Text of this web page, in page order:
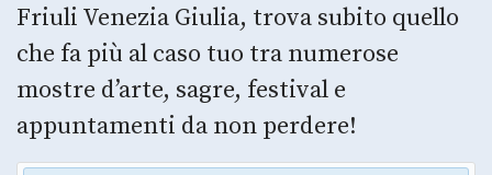
Friuli Venezia Giulia, trova subito quello
che fa più al caso tuo tra numerose
mostre d’arte, sagre, festival e
appuntamenti da non perdere!